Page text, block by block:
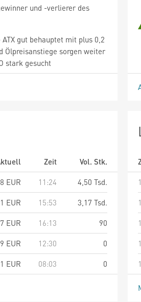
und -verlierer des
gut behauptet mit plus 0,2
Ölpreisanstiege sorgen weiter
stark gesucht
Zeit
Vol. Stk.
EUR 11:24
4,50 Tsd.
EUR 15:53
3,17 Tsd.
EUR 16:13
90
EUR 12:30
0
EUR 08:03 0